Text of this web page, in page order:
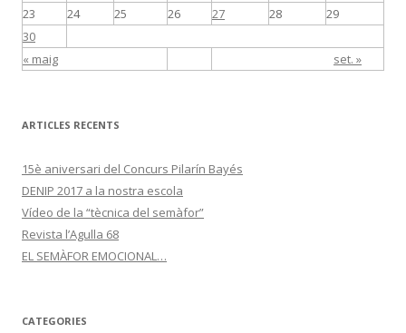
« maig set. »
23
24 25 26 27 28
29
30
ARTICLES RECENTS
15è aniversari del Concurs Pilarín Bayés
DENIP 2017 a la nostra escola
Vídeo de la “tècnica del semàfor”
Revista l’Agulla 68
EL SEMÀFOR EMOCIONAL…
CATEGORIES